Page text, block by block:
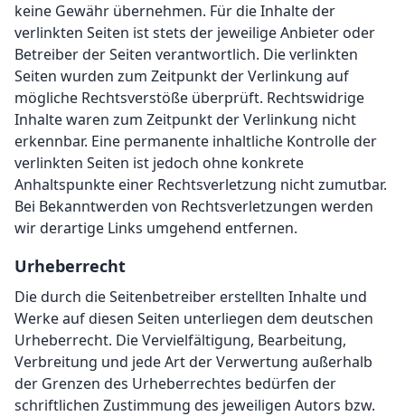
keine Gewähr übernehmen. Für die Inhalte der
verlinkten Seiten ist stets der jeweilige Anbieter oder
Betreiber der Seiten verantwortlich. Die verlinkten
Seiten wurden zum Zeitpunkt der Verlinkung auf
mögliche Rechtsverstöße überprüft. Rechtswidrige
Inhalte waren zum Zeitpunkt der Verlinkung nicht
erkennbar. Eine permanente inhaltliche Kontrolle der
verlinkten Seiten ist jedoch ohne konkrete
Anhaltspunkte einer Rechtsverletzung nicht zumutbar.
Bei Bekanntwerden von Rechtsverletzungen werden
wir derartige Links umgehend entfernen.
Urheberrecht
Die durch die Seitenbetreiber erstellten Inhalte und
Werke auf diesen Seiten unterliegen dem deutschen
Urheberrecht. Die Vervielfältigung, Bearbeitung,
Verbreitung und jede Art der Verwertung außerhalb
der Grenzen des Urheberrechtes bedürfen der
schriftlichen Zustimmung des jeweiligen Autors bzw.